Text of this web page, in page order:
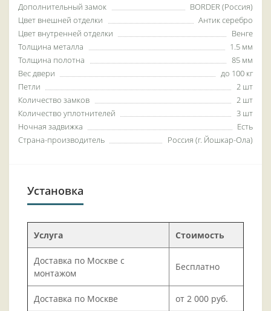
Дополнительный замок
BORDER (Россия)
Цвет внешней отделки
Антик серебро
Цвет внутренней отделки
Венге
Толщина металла
1.5 мм
Толщина полотна
85 мм
Вес двери
до 100 кг
Петли
2 шт
Количество замков
2 шт
Количество уплотнителей
3 шт
Ночная задвижка
Есть
Страна-производитель
Россия (г. Йошкар-Ола)
Установка
Услуга Стоимость
Доставка по Москве с
монтажом
Бесплатно
Доставка по Москве от 2 000 руб.